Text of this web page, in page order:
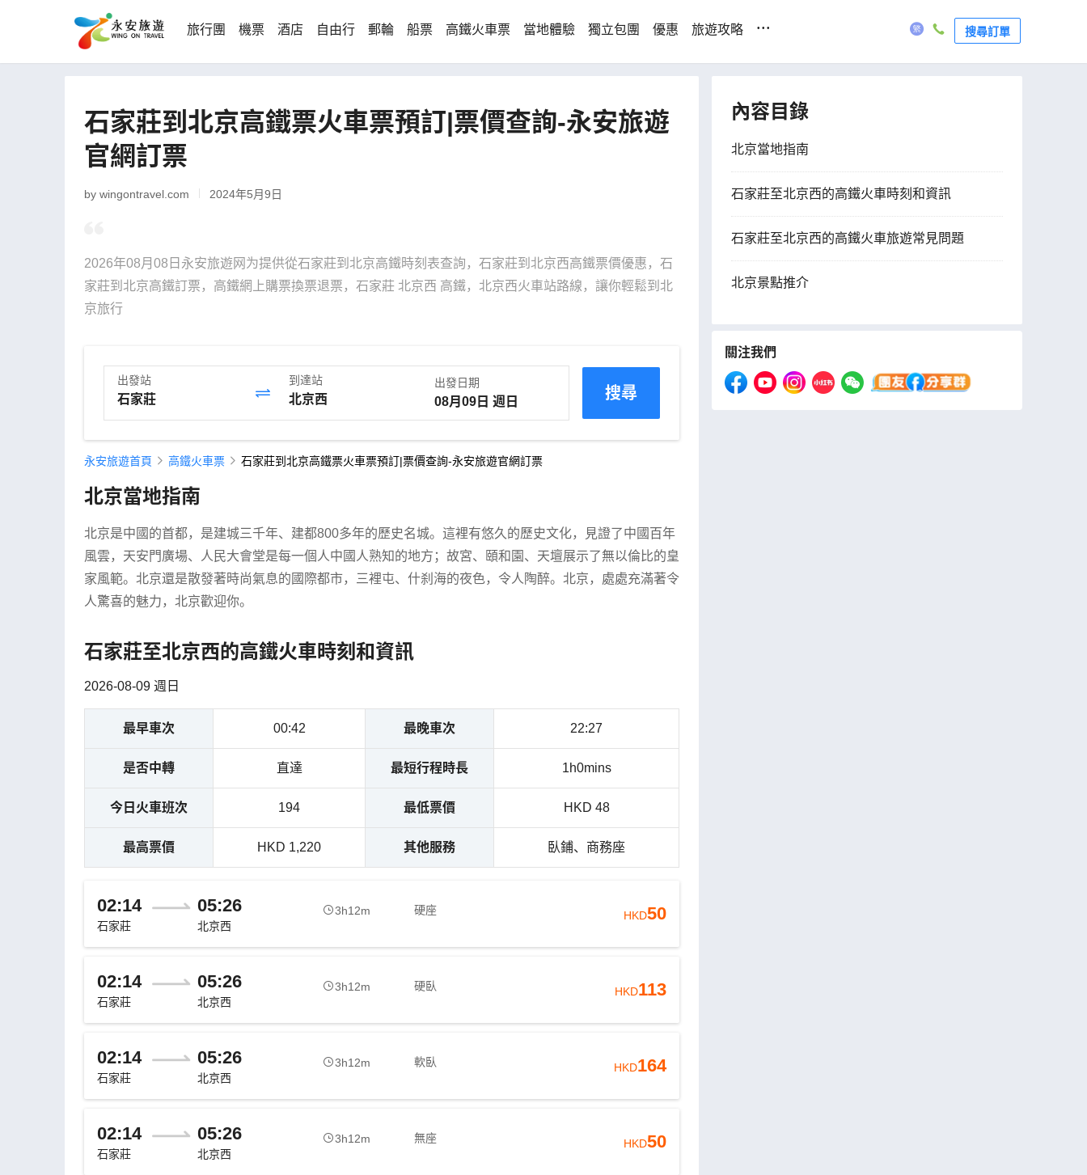
旅行團 機票 酒店 自由行 郵輪 船票 高鐵火車票 當地體驗 獨立包團 優惠 旅遊攻略 ... 搜尋訂單
石家莊到北京高鐵票火車票預訂|票價查詢-永安旅遊
官網訂票
by wingontravel.com 2024年5月9日
2026年08月08日永安旅遊网为提供從石家莊到北京高鐵時刻表查詢，石家莊到北京西高鐵票價優惠，石
家莊到北京高鐵訂票，高鐵網上購票換票退票，石家莊 北京西 高鐵，北京西火車站路線，讓你輕鬆到北
京旅行
出發站 到達站 出發日期
搜尋
永安旅遊首頁 高鐵火車票 石家莊到北京高鐵票火車票預訂|票價查詢-永安旅遊官網訂票
北京當地指南
北京是中國的首都，是建城三千年、建都800多年的歷史名城。這裡有悠久的歷史文化，見證了中國百年
風雲，天安門廣場、人民大會堂是每一個人中國人熟知的地方；故宮、頤和園、天壇展示了無以倫比的皇
家風範。北京還是散發著時尚氣息的國際都市，三裡屯、什刹海的夜色，令人陶醉。北京，處處充滿著令
人驚喜的魅力，北京歡迎你。
石家莊至北京西的高鐵火車時刻和資訊
2026-08-09 週日
最早車次 00:42 最晚車次 22:27
是否中轉 直達 最短行程時長 1h0mins
今日火車班次 194 最低票價 HKD 48
最高票價 HKD 1,220 其他服務 臥鋪、商務座
02:14 05:26
石家莊 北京西
3h12m 硬座 HKD50
02:14 05:26
石家莊 北京西
3h12m 硬臥 HKD113
02:14 05:26
石家莊 北京西
3h12m 軟臥 HKD164
02:14 05:26
石家莊 北京西
3h12m 無座 HKD50
內容目錄
北京當地指南
石家莊至北京西的高鐵火車時刻和資訊
石家莊至北京西的高鐵火車旅遊常見問題
北京景點推介
關注我們